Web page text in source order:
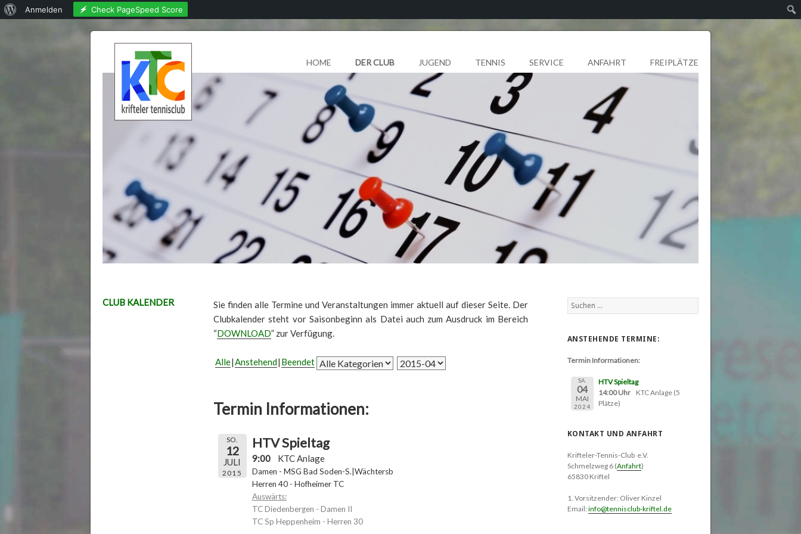
HOME DER CLUB JUGEND TENNIS SERVICE ANFAHRT FREIPLÄTZE
CLUB KALENDER
Suchen
nach:
ANSTEHENDE TERMINE:
Termin Informationen:
SA.
04
MAI
2024
HTV Spieltag
14:00 Uhr
KTC Anlage (5
Plätze)
KONTAKT UND ANFAHRT
Krifteler-Tennis-Club e.V.
Schmelzweg 6 (Anfahrt)
65830 Kriftel
1. Vorsitzender: Oliver Kinzel
Email: info@tennisclub-kriftel.de
Sie finden alle Termine und Veranstaltungen immer aktuell auf dieser Seite. Der
Clubkalender steht vor Saisonbeginn als Datei auch zum Ausdruck im Bereich
“DOWNLOAD” zur Verfügung.
Alle Anstehend Beendet
Termin Informationen:
SO.
12
JULI
2015
HTV Spieltag
9:00 KTC Anlage
Damen - MSG Bad Soden-S.|Wächtersb
Herren 40 - Hofheimer TC
Auswärts:
TC Diedenbergen - Damen II
TC Sp Heppenheim - Herren 30
Über
Anmelden Check PageSpeed Score